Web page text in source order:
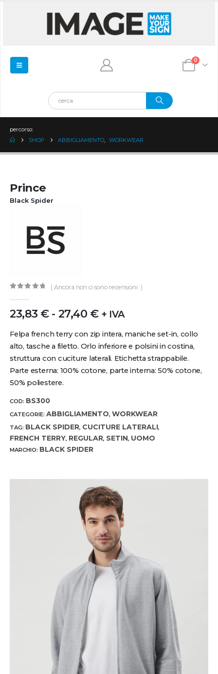
0
percorso:
SHOP
ABBIGLIAMENTO WORKWEAR
Prince
Black Spider
( Ancora non ci sono recensioni. )
23,83 € - 27,40 € + IVA
Felpa french terry con zip intera, maniche set-in, collo
alto, tasche a filetto. Orlo inferiore e polsini in costina,
struttura con cuciture laterali. Etichetta strappabile.
Parte esterna: 100% cotone, parte interna: 50% cotone,
50% poliestere.
COD: BS300
CATEGORIE: ABBIGLIAMENTO, WORKWEAR
TAG: BLACK SPIDER, CUCITURE LATERALI,
FRENCH TERRY, REGULAR, SETIN, UOMO
MARCHIO: BLACK SPIDER